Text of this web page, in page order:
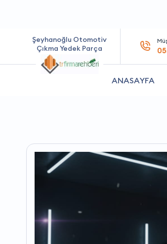
Şeyhanoğlu Otomotiv
Çıkma Yedek Parça
ANASAYFA